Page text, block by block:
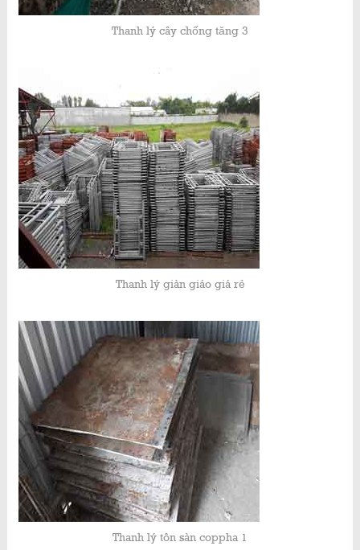
Thanh lý cây chống tăng 3
Thanh lý giàn giáo giá rẻ
Thanh lý tôn sàn coppha 1